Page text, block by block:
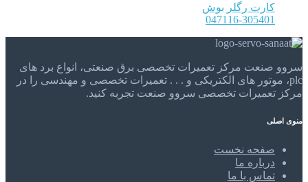
کارت رگلر بوش
047116-305401
سروو صنعت مرکز تعمیرات تخصصی برق صنعتی، انواع برد های
plc، موتور های الکتریکی و . . . تعمیرات تخصصی و مهندسی را در
مرکز تعمیرات تخصصی سروو صنعت تجربه کنید.
منوی اصلی
صفحه نخست
درباره ما
تماس با ما